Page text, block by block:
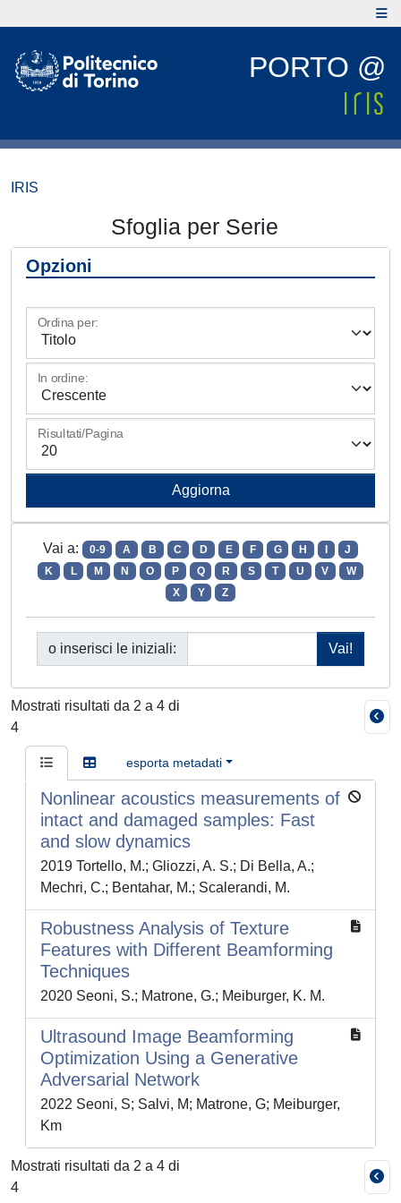
PORTO @
IRIS
Sfoglia per Serie
Opzioni
Ordina per:
In ordine:
Risultati/Pagina
Vai a: 0-9 A B C D E F G H
J
K
L M N O P Q R S T U V
W
X
Y Z
o inserisci le iniziali:
Mostrati risultati da 2 a 4 di
4
esporta metadati
Nonlinear acoustics measurements of
intact and damaged samples: Fast
and slow dynamics
2019 Tortello, M.; Gliozzi, A. S.; Di Bella, A.;
Mechri, C.; Bentahar, M.; Scalerandi, M.
Robustness Analysis of Texture
Features with Different Beamforming
Techniques
2020 Seoni, S.; Matrone, G.; Meiburger, K. M.
Ultrasound Image Beamforming
Optimization Using a Generative
Adversarial Network
2022 Seoni, S; Salvi, M; Matrone, G; Meiburger,
Km
Mostrati risultati da 2 a 4 di
4